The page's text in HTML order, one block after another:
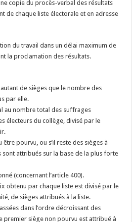
copie du procès-verbal des résultats
de chaque liste électorale et en adresse
du travail dans un délai maximum de
la proclamation des résultats.
de sièges que le nombre des
par elle.
au nombre total des suffrages
électeurs du collège, divisé par le
être pourvu, ou s’il reste des sièges à
attribués sur la base de la plus forte
(concernant l’article 400).
obtenu par chaque liste est divisé par le
de sièges attribués à la liste.
dans l’ordre décroissant des
premier siège non pourvu est attribué à